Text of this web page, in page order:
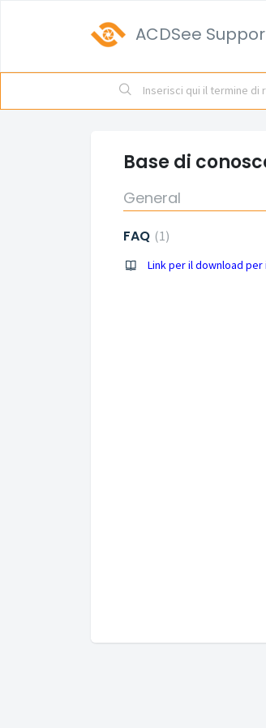
ACDSee
Base di
General
FAQ 1
Link per il download per